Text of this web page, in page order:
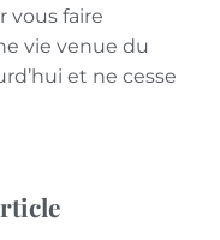
vous faire
vie venue du
et ne cesse